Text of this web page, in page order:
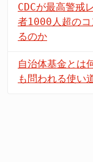
CDCが最高警戒
者1000人超のコ
るのか
自治体基金とは
も問われる使い